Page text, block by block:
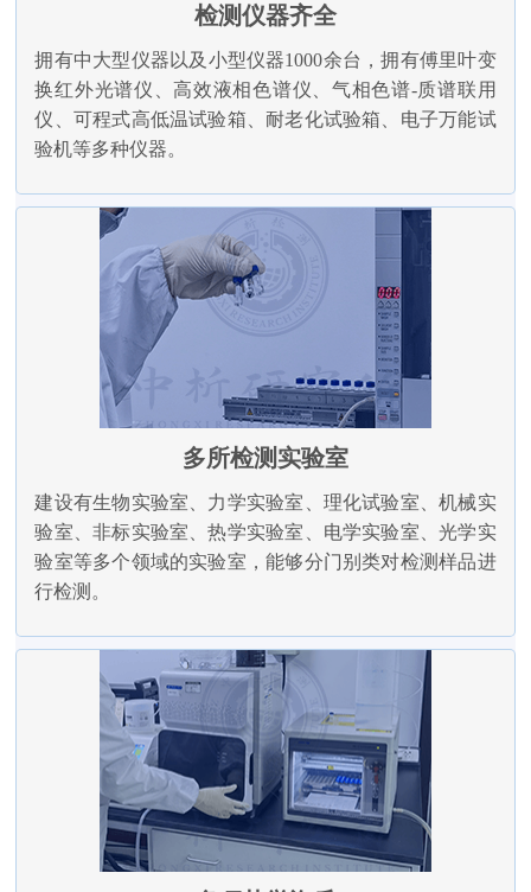
检测仪器齐全
拥有中大型仪器以及小型仪器1000余台，拥有傅里叶变
换红外光谱仪、高效液相色谱仪、气相色谱-质谱联用
仪、可程式高低温试验箱、耐老化试验箱、电子万能试
验机等多种仪器。
多所检测实验室
建设有生物实验室、力学实验室、理化试验室、机械实
验室、非标实验室、热学实验室、电学实验室、光学实
验室等多个领域的实验室，能够分门别类对检测样品进
行检测。